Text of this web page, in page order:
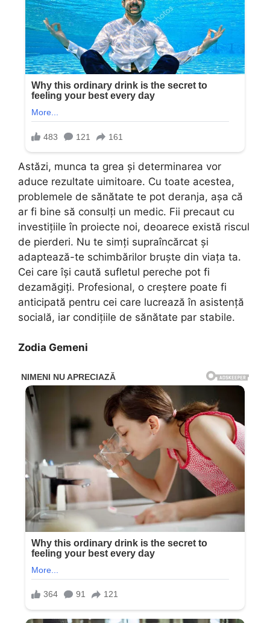
Astăzi, munca ta grea și determinarea vor
aduce rezultate uimitoare. Cu toate acestea,
problemele de sănătate te pot deranja, așa că
ar fi bine să consulți un medic. Fii precaut cu
investițiile în proiecte noi, deoarece există riscul
de pierderi. Nu te simți supraîncărcat și
adaptează-te schimbărilor bruște din viața ta.
Cei care își caută sufletul pereche pot fi
dezamăgiți. Profesional, o creștere poate fi
anticipată pentru cei care lucrează în asistență
socială, iar condițiile de sănătate par stabile.
Zodia Gemeni